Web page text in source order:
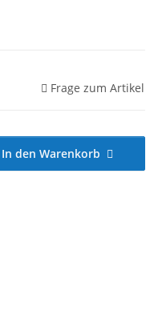
Frage zum Artikel
In den Warenkorb